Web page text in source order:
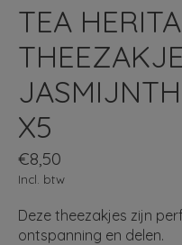
TEA
X5
€8,50
Incl. btw
Deze theezakjes zijn
ontspanning en delen.